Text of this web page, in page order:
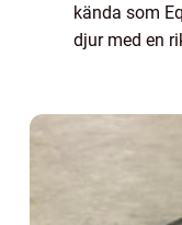
kända som
djur med en